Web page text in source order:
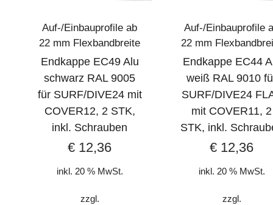
Auf-/Einbauprofile ab
22 mm Flexbandbreite
Endkappe EC49 Alu
schwarz RAL 9005
für SURF/DIVE24 mit
COVER12, 2 STK,
inkl. Schrauben
€ 12,36
inkl. 20 % MwSt.
zzgl.
Auf-/Einbauprofile
22 mm
Endkappe EC44
weiß RAL 9010
SURF/DIVE24
mit COVER11, 2
STK, inkl.
€ 12,36
inkl. 20 % MwSt.
zzgl.